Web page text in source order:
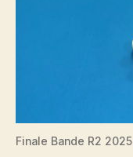
Finale Bande R2 2025